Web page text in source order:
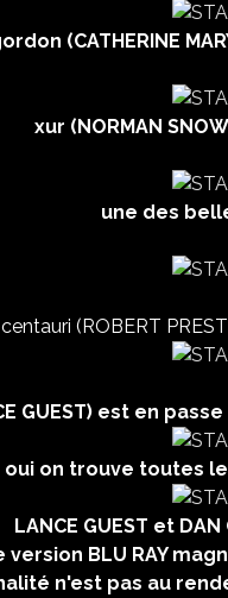
(CATHERINE
xur (NORMAN
une des
centauri (ROBERT
GUEST) est en
oui on trouve toutes
LANCE GUEST et
version BLU RAY
n'est pas au